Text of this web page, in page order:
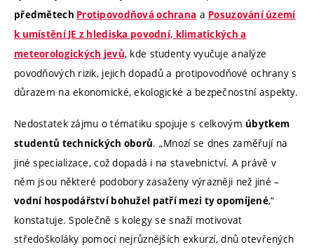
předmětech Protipovodňová ochrana a Posuzování území
k umístění JE z hlediska povodní, klimatických a
meteorologických jevů, kde studenty vyučuje analýze
povodňových rizik, jejich dopadů a protipovodňové ochrany s
důrazem na ekonomické, ekologické a bezpečnostní aspekty.
Nedostatek zájmu o tématiku spojuje s celkovým úbytkem
studentů technických oborů. „Mnozí se dnes zaměřují na
jiné specializace, což dopadá i na stavebnictví. A právě v
něm jsou některé podobory zasaženy výrazněji než jiné –
vodní hospodářství bohužel patří mezi ty opomíjené,“
konstatuje. Společně s kolegy se snaží motivovat
středoškoláky pomocí nejrůznějších exkurzí, dnů otevřených